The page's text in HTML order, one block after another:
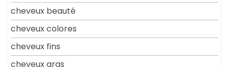
cheveux beauté
cheveux colores
cheveux fins
cheveux gras